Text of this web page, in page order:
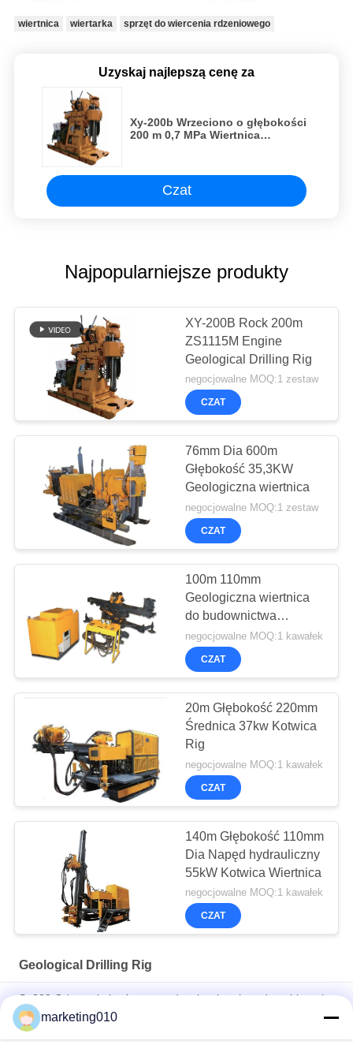
wiertnica wiertarka sprzęt do wiercenia rdzeniowego
Uzyskaj najlepszą cenę za
Xy-200b Wrzeciono o głębokości
200 m 0,7 MPa Wiertnica
Czat
Najpopularniejsze produkty
XY-200B Rock 200m
ZS1115M Engine
Geological Drilling Rig
negocjowalne MOQ:1 zestaw
CZAT
76mm Dia 600m
Głębokość 35,3KW
Geologiczna wiertnica
negocjowalne MOQ:1 zestaw
CZAT
100m 110mm
Geologiczna wiertnica
do budownictwa
miejskiego
negocjowalne MOQ:1 kawałek
CZAT
20m Głębokość 220mm
Średnica 37kw Kotwica
Rig
negocjowalne MOQ:1 kawałek
CZAT
140m Głębokość 110mm
Dia Napęd hydrauliczny
55kW Kotwica Wiertnica
negocjowalne MOQ:1 kawałek
CZAT
Geological Drilling Rig
Sq300 Odwrotnie krążący urządzenie wiertnicze do pobierania
próbek i proszku skalnego
SHY-4 Pełna hydrauliczna wiertnica rdzeniowa Wiertnica
marketing010